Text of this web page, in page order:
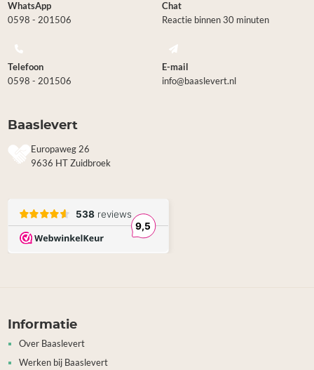
WhatsApp
0598 - 201506
Chat
Reactie binnen 30 minuten
Telefoon
0598 - 201506
E-mail
info@baaslevert.nl
Baaslevert
Europaweg 26
9636 HT Zuidbroek
Informatie
Over Baaslevert
Werken bij Baaslevert